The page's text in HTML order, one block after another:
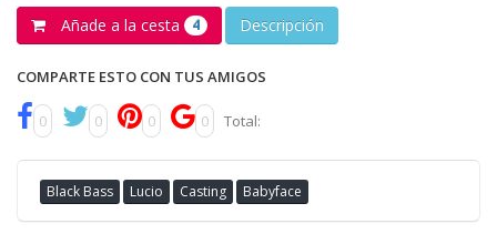
Añade a la cesta 4 Descripción
COMPARTE ESTO CON TUS AMIGOS
0 0 0 0 Total:
Black Bass Lucio Casting Babyface